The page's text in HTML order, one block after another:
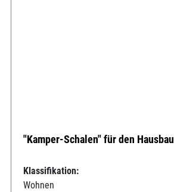
"Kamper-Schalen" für den Hausbau
Klassifikation:
Wohnen